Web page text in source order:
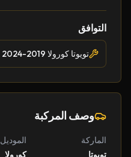
التوافق
تويوتا كورولا 2019-2024
وصف المركبة
الماركة
الموديل